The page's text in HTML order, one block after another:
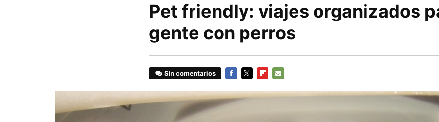
Pet friendly: viajes organizados
gente con perros
Sin comentarios
MAIL